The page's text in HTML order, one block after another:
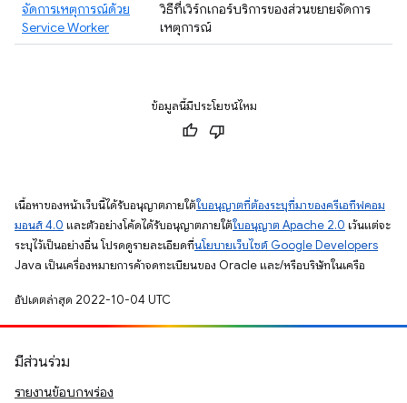
จัดการเหตุการณ์ด้วย
Service Worker
วิธีที่เวิร์กเกอร์บริการของส่วนขยายจัดการ
เหตุการณ์
ข้อมูลนี้มีประโยชน์ไหม
เนื้อหาของหน้าเว็บนี้ได้รับอนุญาตภายใต้ใบอนุญาตที่ต้องระบุที่มาของครีเอทีฟคอม
มอนส์ 4.0 และตัวอย่างโค้ดได้รับอนุญาตภายใต้ใบอนุญาต Apache 2.0 เว้นแต่จะ
ระบุไว้เป็นอย่างอื่น โปรดดูรายละเอียดที่นโยบายเว็บไซต์ Google Developers
Java เป็นเครื่องหมายการค้าจดทะเบียนของ Oracle และ/หรือบริษัทในเครือ
อัปเดตล่าสุด 2022-10-04 UTC
มีส่วนร่วม
รายงานข้อบกพร่อง